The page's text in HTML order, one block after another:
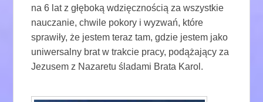
na 6 lat z głęboką wdzięcznością za wszystkie
nauczanie, chwile pokory i wyzwań, które
sprawiły, że jestem teraz tam, gdzie jestem jako
uniwersalny brat w trakcie pracy, podążający za
Jezusem z Nazaretu śladami Brata Karol.